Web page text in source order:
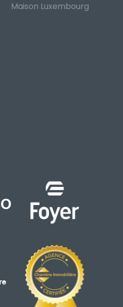
Maison Luxembourg